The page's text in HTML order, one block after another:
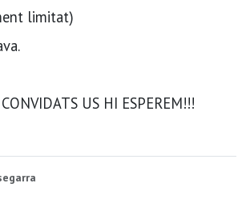
limitat)
US HI ESPEREM!!!